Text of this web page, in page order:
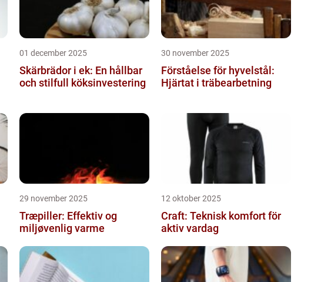
01 december 2025
Skärbrädor i ek: En hållbar
och stilfull köksinvestering
30 november 2025
Förståelse för hyvelstål:
Hjärtat i träbearbetning
29 november 2025
Træpiller: Effektiv og
miljøvenlig varme
12 oktober 2025
Craft: Teknisk komfort för
aktiv vardag